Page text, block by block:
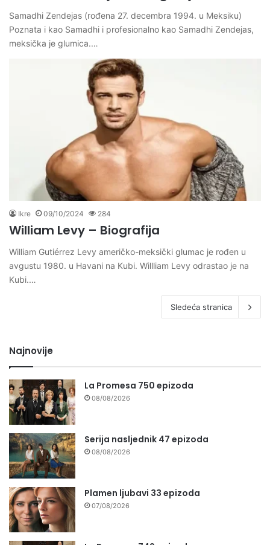
Samadhi Zendejas (rođena 27. decembra 1994. u Meksiku)
Poznata i kao Samadhi i profesionalno kao Samadhi Zendejas,
meksička je glumica.…
Ikre 09/10/2024 284
William Levy – Biografija
William Gutiérrez Levy američko-meksički glumac je rođen u
avgustu 1980. u Havani na Kubi. Willliam Levy odrastao je na
Kubi.…
Sledeća stranica
Najnovije
La Promesa 750 epizoda
08/08/2026
Serija nasljednik 47 epizoda
08/08/2026
Plamen ljubavi 33 epizoda
07/08/2026